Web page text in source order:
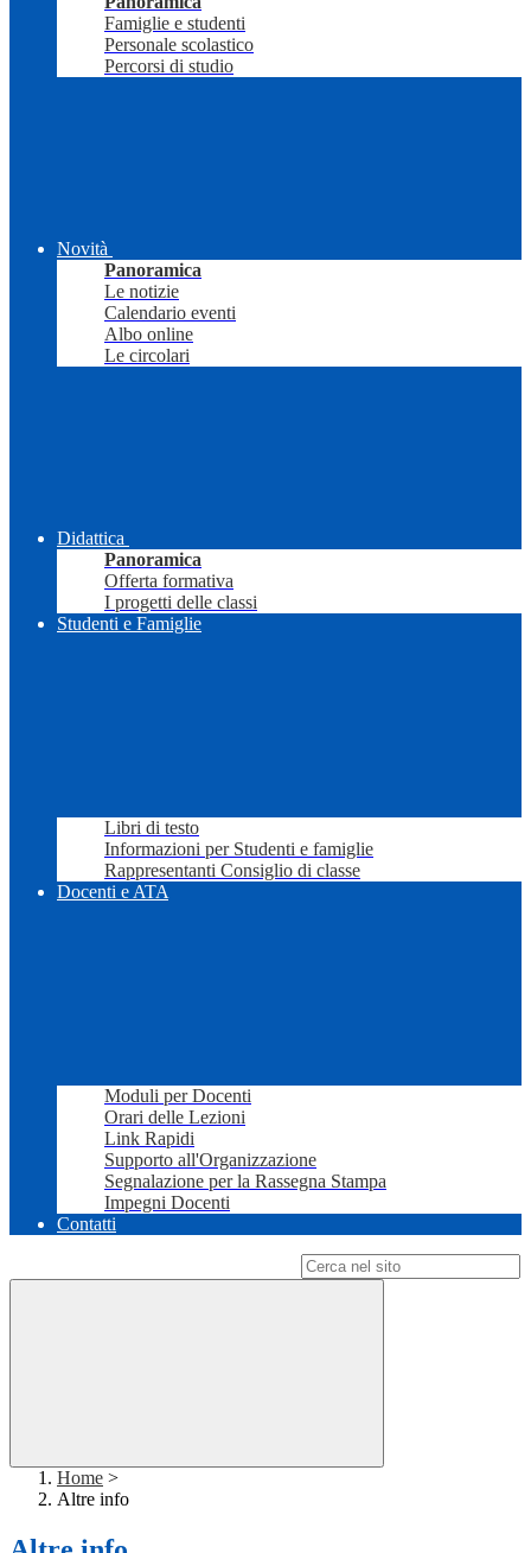
Famiglie e studenti
Personale scolastico
Percorsi di studio
Novità
Panoramica
Le notizie
Calendario eventi
Albo online
Le circolari
Didattica
Panoramica
Offerta formativa
I progetti delle classi
Studenti e Famiglie
Libri di testo
Informazioni per Studenti e famiglie
Rappresentanti Consiglio di classe
Docenti e ATA
Moduli per Docenti
Orari delle Lezioni
Link Rapidi
Supporto all'Organizzazione
Segnalazione per la Rassegna Stampa
Impegni Docenti
Contatti
Home >
Altre info